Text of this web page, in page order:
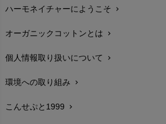
配送と送料chevron_right
在庫状況と発送予定chevron_right
サイズ・寸法chevron_right
生地・素材chevron_right
お手入れについて
ハーモネイチャーにようこそ chevron_right
オーガニックコットンとは chevron_right
個人情報取り扱いについて chevron_right
環境への取り組み chevron_right
こんせぷと1999 chevron_right